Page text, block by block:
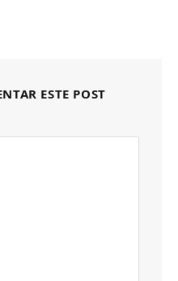
ESTE POST